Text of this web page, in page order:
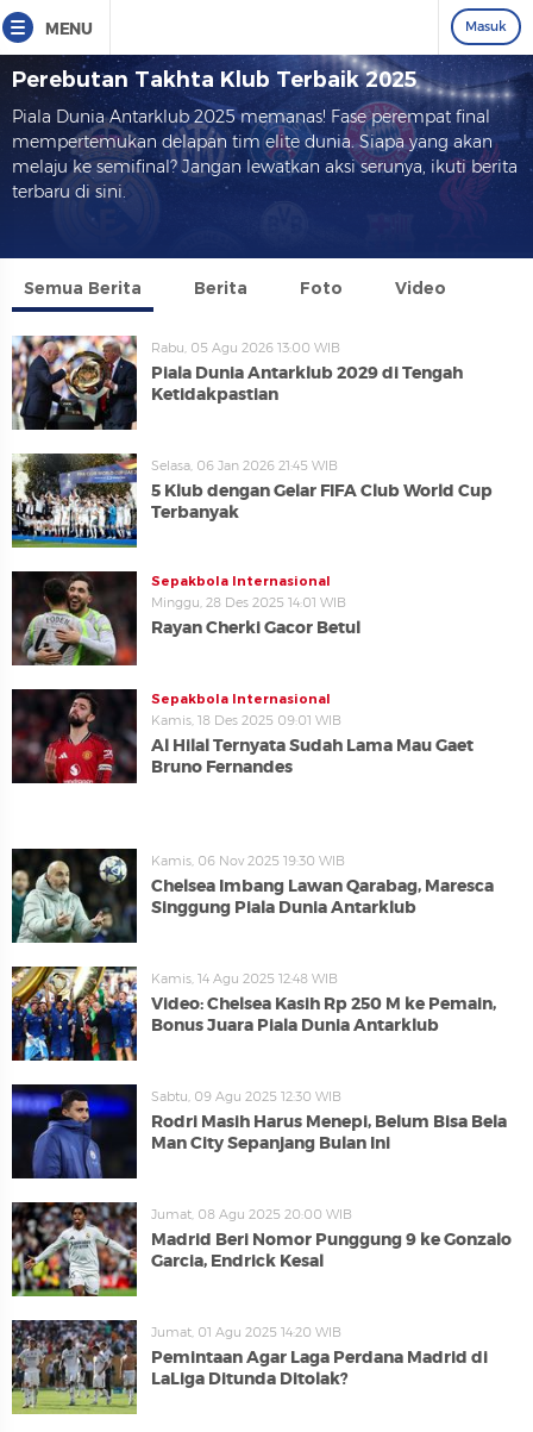
MENU Masuk
Perebutan Takhta Klub Terbaik 2025
Piala Dunia Antarklub 2025 memanas! Fase perempat final
mempertemukan delapan tim elite dunia. Siapa yang akan
melaju ke semifinal? Jangan lewatkan aksi serunya, ikuti berita
terbaru di sini.
Semua Berita Berita Foto Video
Rabu, 05 Agu 2026 13:00 WIB
Piala Dunia Antarklub 2029 di Tengah
Ketidakpastian
Selasa, 06 Jan 2026 21:45 WIB
5 Klub dengan Gelar FIFA Club World Cup
Terbanyak
Sepakbola Internasional
Minggu, 28 Des 2025 14:01 WIB
Rayan Cherki Gacor Betul
Sepakbola Internasional
Kamis, 18 Des 2025 09:01 WIB
Al Hilal Ternyata Sudah Lama Mau Gaet
Bruno Fernandes
Kamis, 06 Nov 2025 19:30 WIB
Chelsea Imbang Lawan Qarabag, Maresca
Singgung Piala Dunia Antarklub
Kamis, 14 Agu 2025 12:48 WIB
Video: Chelsea Kasih Rp 250 M ke Pemain,
Bonus Juara Piala Dunia Antarklub
Sabtu, 09 Agu 2025 12:30 WIB
Rodri Masih Harus Menepi, Belum Bisa Bela
Man City Sepanjang Bulan Ini
Jumat, 08 Agu 2025 20:00 WIB
Madrid Beri Nomor Punggung 9 ke Gonzalo
Garcia, Endrick Kesal
Jumat, 01 Agu 2025 14:20 WIB
Pemintaan Agar Laga Perdana Madrid di
LaLiga Ditunda Ditolak?